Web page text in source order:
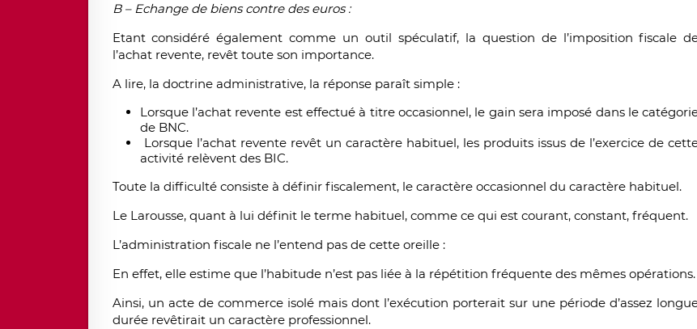
B – Echange de biens contre des euros :
Etant considéré également comme un outil spéculatif, la question de l’imposition fiscale
l’achat revente, revêt toute son importance.
A lire, la doctrine administrative, la réponse paraît simple :
Lorsque l’achat revente est effectué à titre occasionnel, le gain sera imposé dans le
de BNC.
Lorsque l’achat revente revêt un caractère habituel, les produits issus de l’exercice de
activité relèvent des BIC.
Toute la difficulté consiste à définir fiscalement, le caractère occasionnel du caractère habituel.
Le Larousse, quant à lui définit le terme habituel, comme ce qui est courant, constant, fréquent.
L’administration fiscale ne l’entend pas de cette oreille :
En effet, elle estime que l’habitude n’est pas liée à la répétition fréquente des mêmes opérations.
Ainsi, un acte de commerce isolé mais dont l’exécution porterait sur une période d’assez
durée revêtirait un caractère professionnel.